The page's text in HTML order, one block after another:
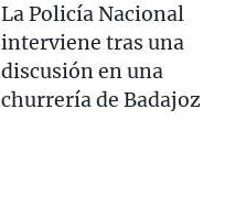
La Policía Nacional
interviene tras una
discusión en una
churrería de Badajoz